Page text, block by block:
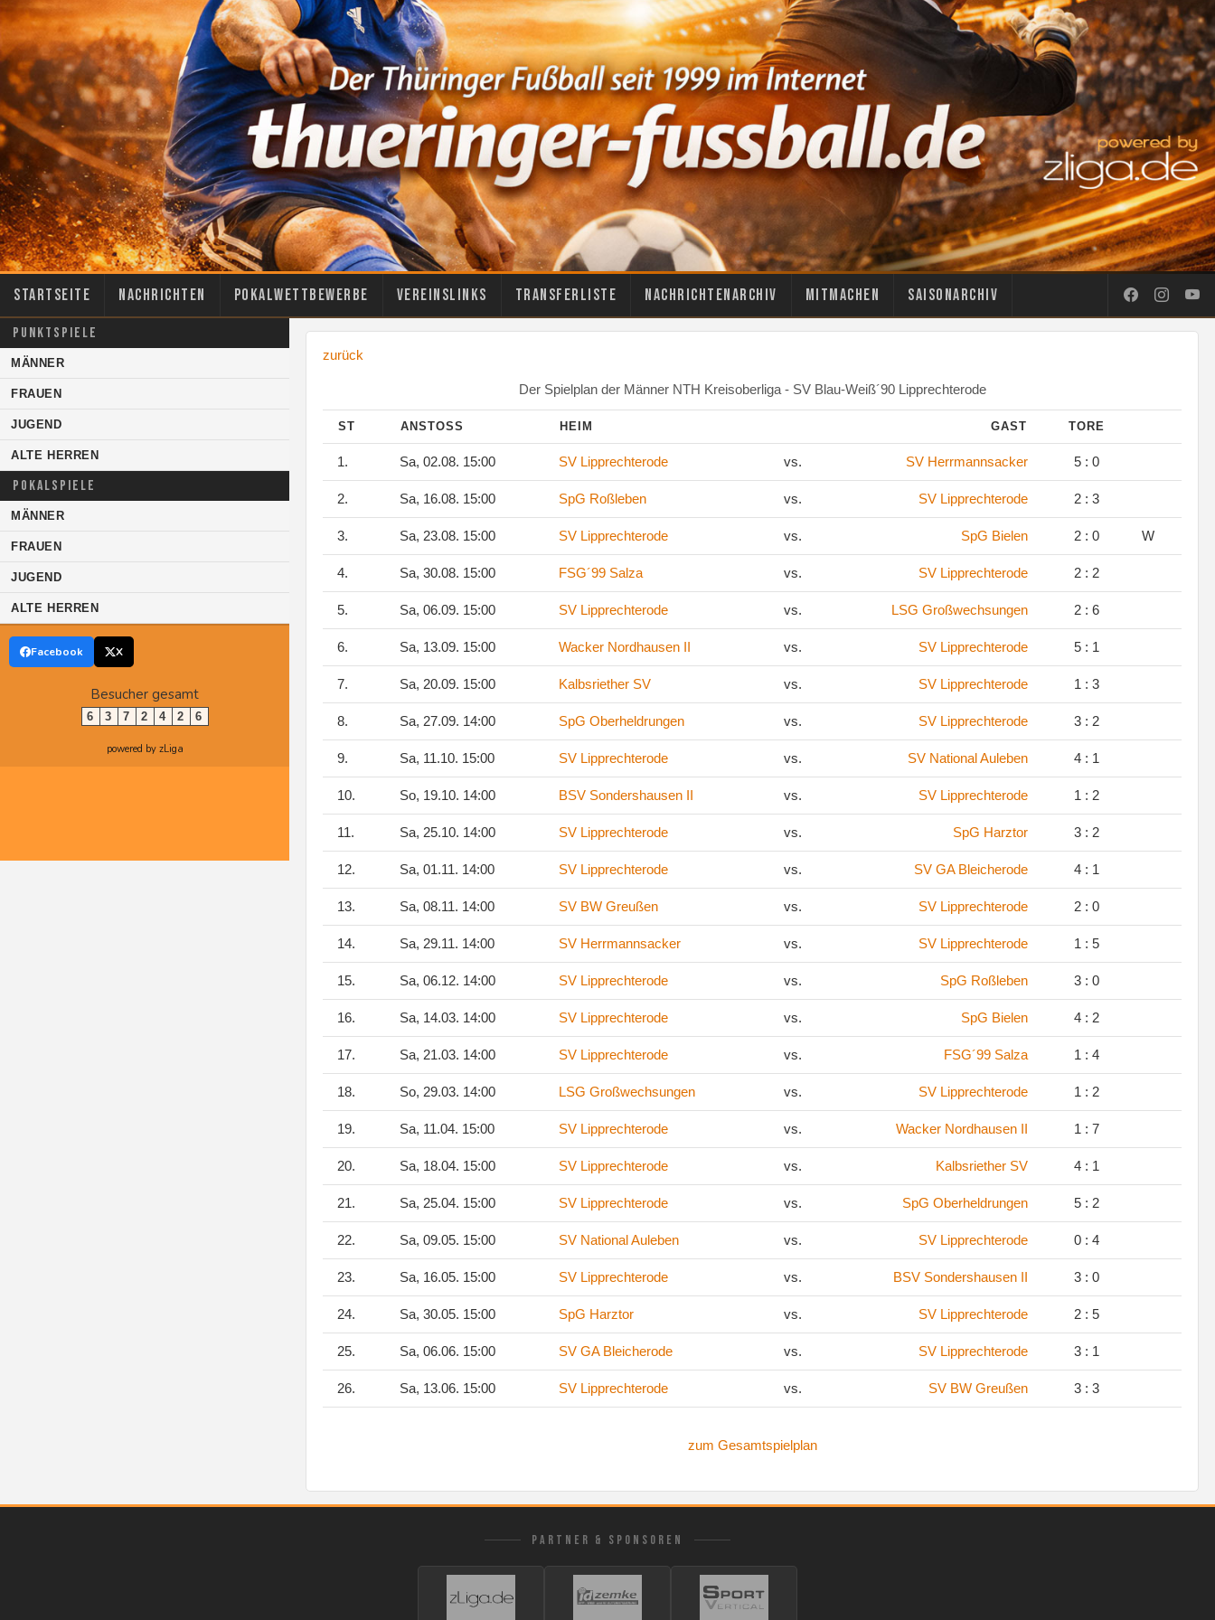
Startseite Nachrichten Pokalwettbewerbe Vereinslinks Transferliste Nachrichtenarchiv Mitmachen Saisonarchiv
PUNKTSPIELE
MÄNNER
FRAUEN
JUGEND
ALTE HERREN
POKALSPIELE
MÄNNER
FRAUEN
JUGEND
ALTE HERREN
Facebook X
Besucher gesamt
6 3 7 2 4 2 6
powered by zLiga
zurück
Der Spielplan der Männer NTH Kreisoberliga - SV Blau-Weiß´90 Lipprechterode
ST ANSTOSS HEIM GAST TORE
1. Sa, 02.08. 15:00 SV Lipprechterode vs. SV Herrmannsacker 5 : 0
2. Sa, 16.08. 15:00 SpG Roßleben vs. SV Lipprechterode 2 : 3
3. Sa, 23.08. 15:00 SV Lipprechterode vs. SpG Bielen 2 : 0 W
4. Sa, 30.08. 15:00 FSG´99 Salza vs. SV Lipprechterode 2 : 2
5. Sa, 06.09. 15:00 SV Lipprechterode vs. LSG Großwechsungen 2 : 6
6. Sa, 13.09. 15:00 Wacker Nordhausen II vs. SV Lipprechterode 5 : 1
7. Sa, 20.09. 15:00 Kalbsriether SV vs. SV Lipprechterode 1 : 3
8. Sa, 27.09. 14:00 SpG Oberheldrungen vs. SV Lipprechterode 3 : 2
9. Sa, 11.10. 15:00 SV Lipprechterode vs. SV National Auleben 4 : 1
10. So, 19.10. 14:00 BSV Sondershausen II vs. SV Lipprechterode 1 : 2
11. Sa, 25.10. 14:00 SV Lipprechterode vs. SpG Harztor 3 : 2
12. Sa, 01.11. 14:00 SV Lipprechterode vs. SV GA Bleicherode 4 : 1
13. Sa, 08.11. 14:00 SV BW Greußen vs. SV Lipprechterode 2 : 0
14. Sa, 29.11. 14:00 SV Herrmannsacker vs. SV Lipprechterode 1 : 5
15. Sa, 06.12. 14:00 SV Lipprechterode vs. SpG Roßleben 3 : 0
16. Sa, 14.03. 14:00 SV Lipprechterode vs. SpG Bielen 4 : 2
17. Sa, 21.03. 14:00 SV Lipprechterode vs. FSG´99 Salza 1 : 4
18. So, 29.03. 14:00 LSG Großwechsungen vs. SV Lipprechterode 1 : 2
19. Sa, 11.04. 15:00 SV Lipprechterode vs. Wacker Nordhausen II 1 : 7
20. Sa, 18.04. 15:00 SV Lipprechterode vs. Kalbsriether SV 4 : 1
21. Sa, 25.04. 15:00 SV Lipprechterode vs. SpG Oberheldrungen 5 : 2
22. Sa, 09.05. 15:00 SV National Auleben vs. SV Lipprechterode 0 : 4
23. Sa, 16.05. 15:00 SV Lipprechterode vs. BSV Sondershausen II 3 : 0
24. Sa, 30.05. 15:00 SpG Harztor vs. SV Lipprechterode 2 : 5
25. Sa, 06.06. 15:00 SV GA Bleicherode vs. SV Lipprechterode 3 : 1
26. Sa, 13.06. 15:00 SV Lipprechterode vs. SV BW Greußen 3 : 3
zum Gesamtspielplan
PARTNER & SPONSOREN